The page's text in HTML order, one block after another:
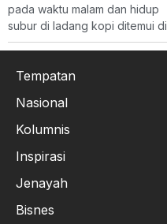
pada waktu malam dan hidup
subur di ladang kopi ditemui di
Tempatan
Nasional
Kolumnis
Inspirasi
Jenayah
Bisnes